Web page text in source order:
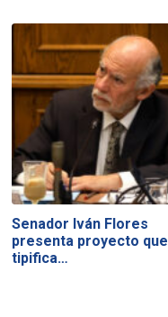
Senador Iván Flores
presenta proyecto que
tipifica…